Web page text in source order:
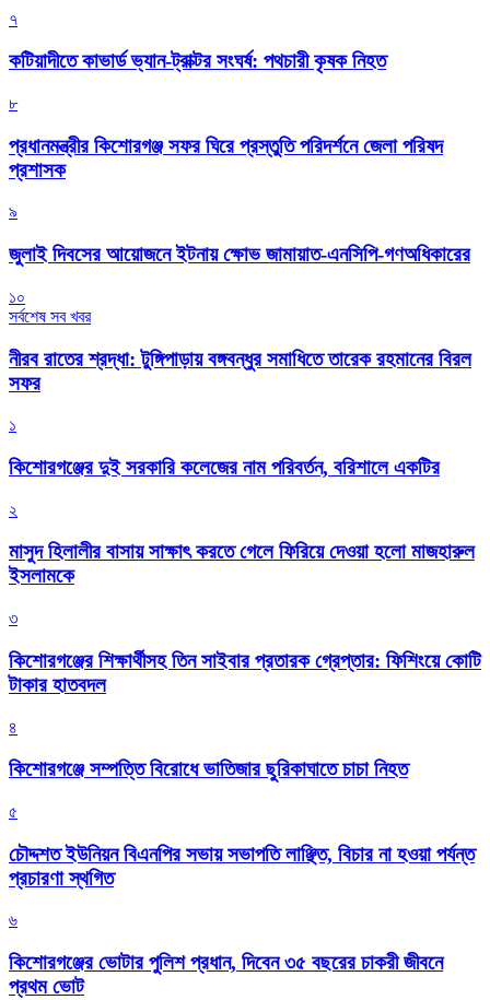
৭
কটিয়াদীতে কাভার্ড ভ্যান-ট্রাক্টর সংঘর্ষ: পথচারী কৃষক নিহত
৮
প্রধানমন্ত্রীর কিশোরগঞ্জ সফর ঘিরে প্রস্তুতি পরিদর্শনে জেলা পরিষদ
প্রশাসক
৯
জুলাই দিবসের আয়োজনে ইটনায় ক্ষোভ জামায়াত-এনসিপি-গণঅধিকারের
১০
সর্বশেষ সব খবর
নীরব রাতের শ্রদ্ধা: টুঙ্গিপাড়ায় বঙ্গবন্ধুর সমাধিতে তারেক রহমানের বিরল
সফর
১
কিশোরগঞ্জের দুই সরকারি কলেজের নাম পরিবর্তন, বরিশালে একটির
২
মাসুদ হিলালীর বাসায় সাক্ষাৎ করতে গেলে ফিরিয়ে দেওয়া হলো মাজহারুল
ইসলামকে
৩
কিশোরগঞ্জের শিক্ষার্থীসহ তিন সাইবার প্রতারক গ্রেপ্তার: ফিশিংয়ে কোটি
টাকার হাতবদল
৪
কিশোরগঞ্জে সম্পত্তি বিরোধে ভাতিজার ছুরিকাঘাতে চাচা নিহত
৫
চৌদ্দশত ইউনিয়ন বিএনপির সভায় সভাপতি লাঞ্ছিত, বিচার না হওয়া পর্যন্ত
প্রচারণা স্থগিত
৬
কিশোরগঞ্জের ভোটার পুলিশ প্রধান, দিবেন ৩৫ বছরের চাকরী জীবনে
প্রথম ভোট